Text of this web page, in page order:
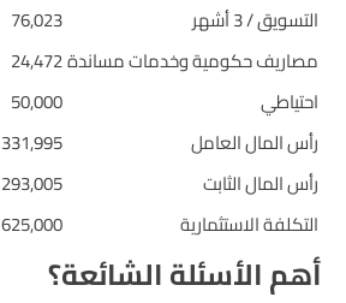
التسويق / 3 أشهر
76,023
مصاريف حكومية وخدمات مساندة24,472
احتياطي
50,000
رأس المال العامل
331,995
رأس المال الثابت
293,005
التكلفة الاستثمارية
625,000
أهم الأسئلة الشائعة؟